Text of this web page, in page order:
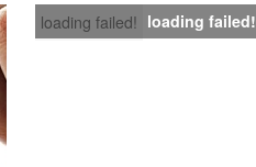
loading failed! loading failed!